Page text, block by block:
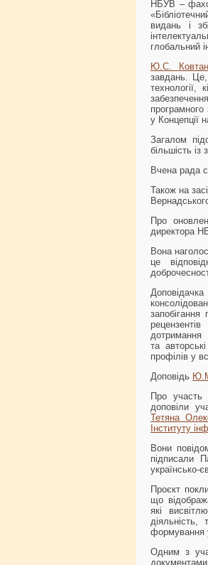
НБУВ –
видань і
глобальний
Ю.С.
завдань. Це,
технології,
програмного
у Концепції
Загалом
більшість із
Вчена рада
Також на
Про
директора
Вона
це
запобігання
дотримання
та
профілів у
Доповідь
Про
доповіли
Тетяна
Інституту
Вони
підписали
українсько-
Проєкт
що
які
формування
Одним з